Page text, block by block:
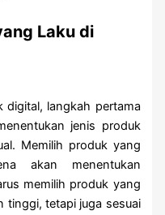
Laku di
digital, langkah pertama
jenis produk
Memilih produk yang
akan menentukan
memilih produk yang
tinggi, tetapi juga sesuai